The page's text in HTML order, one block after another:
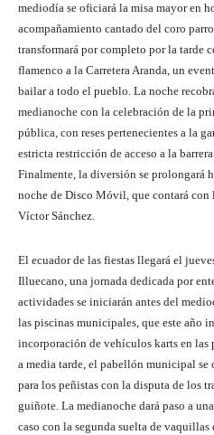
mediodía se oficiará la misa mayor en
acompañamiento cantado del coro
transformará por completo por la tarde
flamenco a la Carretera Aranda, un
bailar a todo el pueblo. La noche
medianoche con la celebración de la
pública, con reses pertenecientes a la
estricta restricción de acceso a la
Finalmente, la diversión se prolongará
noche de Disco Móvil, que contará
Víctor Sánchez.
El ecuador de las fiestas llegará el
Illuecano, una jornada dedicada por
actividades se iniciarán antes del
las piscinas municipales, que este año
incorporación de vehículos karts en las
a media tarde, el pabellón municipal
para los peñistas con la disputa de los
guiñote. La medianoche dará paso a
caso con la segunda suelta de vaquillas